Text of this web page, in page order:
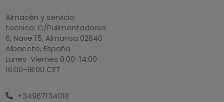
Almacén y servicio
tecnico: C/Pulimentadores
6, Nave 15, Almansa 02640
Albacete, España
Lunes-Viernes 8:00-14:00
16:00-18:00 CET
+34967134018